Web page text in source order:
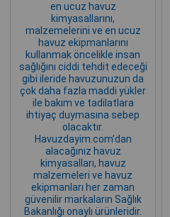
en ucuz havuz
kimyasallarını,
malzemelerini ve en ucuz
havuz ekipmanlarını
kullanmak öncelikle insan
sağlığını ciddi tehdit edeceği
gibi ileride havuzunuzun da
çok daha fazla maddi yükler
ile bakım ve tadilatlara
ihtiyaç duymasına sebep
olacaktır.
Havuzdayim.com’dan
alacağınız havuz
kimyasalları, havuz
malzemeleri ve havuz
ekipmanları her zaman
güvenilir markaların Sağlık
Bakanlığı onaylı ürünleridir.